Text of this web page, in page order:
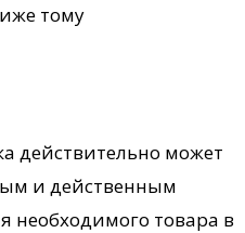
тому
действительно может
и действенным
необходимого товара в